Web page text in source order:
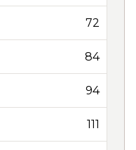
72
84
94
111